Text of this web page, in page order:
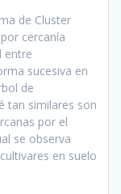
de Cluster
cercanía
entre
sucesiva en
de
tan similares son
por el
se observa
en suelo